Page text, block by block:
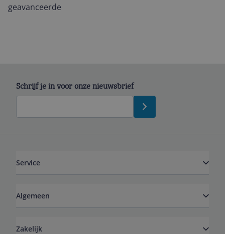
geavanceerde
Schrijf je in voor onze nieuwsbrief
Service
Algemeen
Zakelijk